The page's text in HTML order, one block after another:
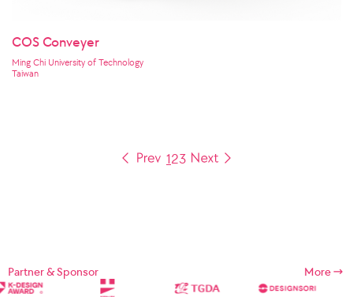
COS Conveyer
Ming Chi University of Technology
Taiwan
123
Partner & Sponsor More